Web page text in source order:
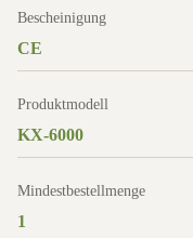
Bescheinigung
CE
Produktmodell
KX-6000
Mindestbestellmenge
1